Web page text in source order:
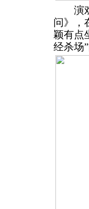
演戏
问》，
颖有点
经杀场